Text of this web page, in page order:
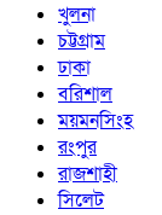
খুলনা
চট্টগ্রাম
ঢাকা
বরিশাল
ময়মনসিংহ
রংপুর
রাজশাহী
সিলেট